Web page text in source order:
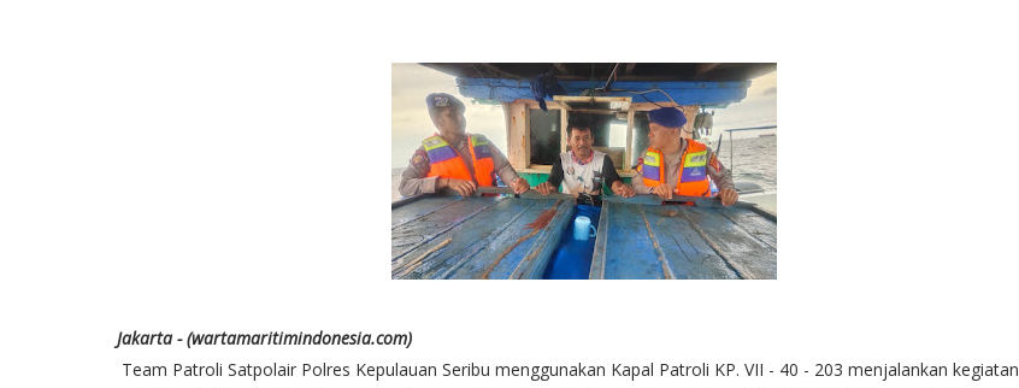
Jakarta - (wartamaritimindonesia.com)
Team Patroli Satpolair Polres Kepulauan Seribu menggunakan Kapal Patroli KP. VII - 40 - 203 menjalankan kegiatan